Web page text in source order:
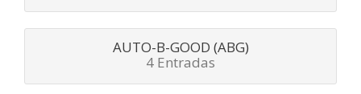
AUTO-B-GOOD (ABG)
4 Entradas